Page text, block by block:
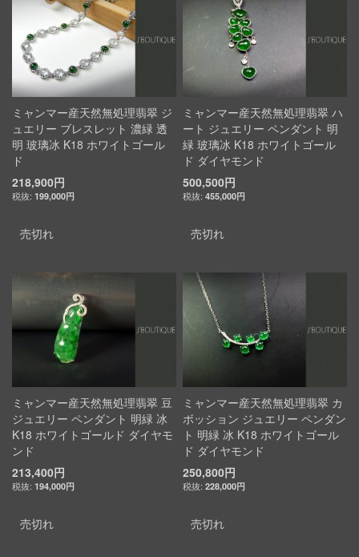
ミャンマー産天然無処理翡翠 ジ
ュエリー ブレスレット 濃緑 透
明 玻璃冰 K18 ホワイトゴール
ド
218,900円
199,000円
売切れ
ミャンマー産天然無処理翡翠 ハ
ート ジュエリー ペンダント 明
緑 玻璃冰 K18 ホワイトゴール
ド ダイヤモンド
500,500円
455,000円
売切れ
ミャンマー産天然無処理翡翠 豆
ジュエリー ペンダント 明緑 冰
K18 ホワイトゴールド ダイヤモ
ンド
213,400円
194,000円
売切れ
ミャンマー産天然無処理翡翠 カ
ボッション ジュエリー ペンダン
ト 明緑 冰 K18 ホワイトゴール
ド ダイヤモンド
250,800円
228,000円
売切れ